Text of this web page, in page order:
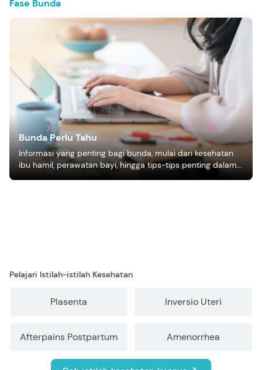
Fase Bunda
Bunda Perlu Tahu
Informasi yang penting bagi bunda, mulai dari kesehatan
ibu hamil, perawatan bayi, hingga tips-tips penting dalam
mengasuh anak
Pelajari Istilah-istilah Kesehatan
Plasenta Inversio Uteri
Afterpains Postpartum Amenorrhea